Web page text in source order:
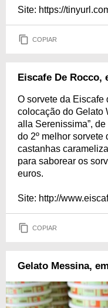
Site: https://
COPIAR
Eiscafe De Rocco,
O sorvete da Eiscafe
colocação do Gelato
alla Serenissima”,
do 2º melhor sorvete
castanhas
para saborear os
euros.
Site: http://
COPIAR
Gelato Messina,